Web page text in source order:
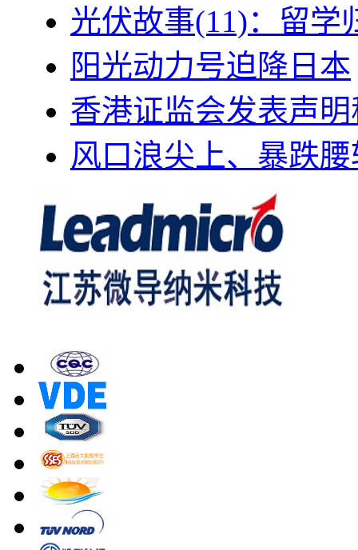
光伏故事(11)：留学
阳光动力号迫降日本
香港证监会发表声
风口浪尖上、暴跌